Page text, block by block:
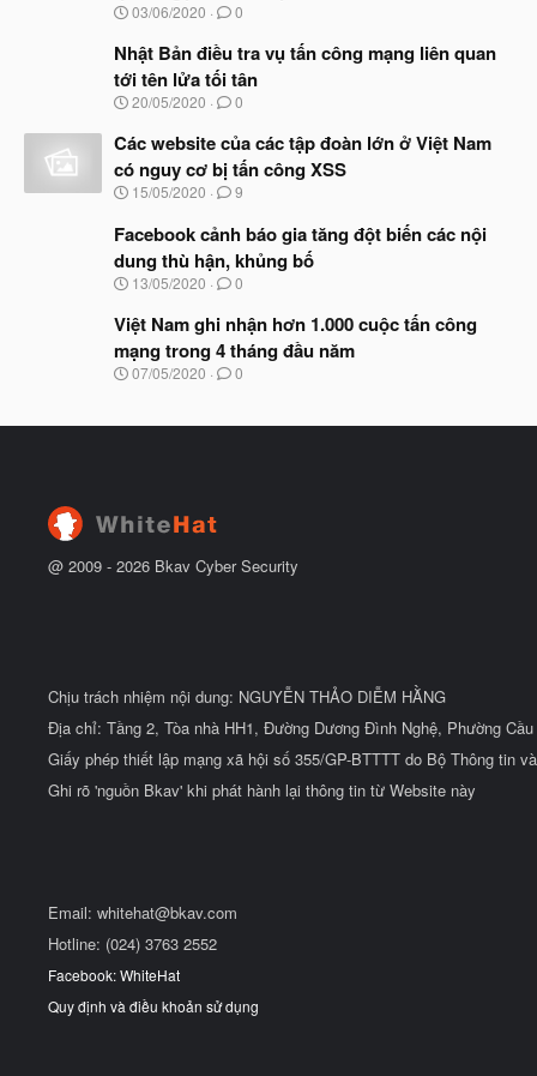
ắ
đ
ầ
u
N
à
b
ắ
đ
ầ
u
03/06/2020 0
Nhật Bản điều tra vụ tấn công mạng liên quan
tới tên lửa tối tân
N
à
b
ắ
đ
ầ
u
20/05/2020 0
Các website của các tập đoàn lớn ở Việt Nam
có nguy cơ bị tấn công XSS
N
à
y
b
ắ
đ
ầ
u
15/05/2020 9
Facebook cảnh báo gia tăng đột biến các nội
dung thù hận, khủng bố
N
à
y
b
ắ
13/05/2020 0
Việt Nam ghi nhận hơn 1.000 cuộc tấn công
mạng trong 4 tháng đầu năm
N
y
ầ
07/05/2020 0
@ 2009 - 2026 Bkav Cyber Security
Chịu trách nhiệm nội dung: NGUYỄN THẢO DIỄM HẰNG
Địa chỉ: Tầng 2, Tòa nhà HH1, Đường Dương Đình Nghệ, Phường
Giấy phép thiết lập mạng xã hội số 355/GP-BTTTT do Bộ Thông tin
Ghi rõ 'nguồn Bkav' khi phát hành lại thông tin từ Website này
Email: whitehat@bkav.com
Hotline: (024) 3763 2552
Facebook: WhiteHat
Quy định và điều khoản sử dụng